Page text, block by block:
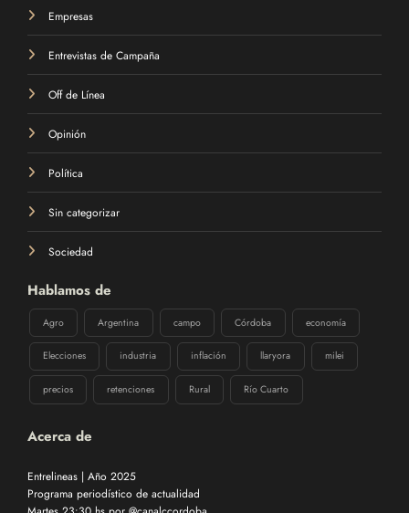
Empresas
Entrevistas de Campaña
Off de Línea
Opinión
Política
Sin categorizar
Sociedad
Hablamos de
Agro Argentina campo Córdoba economía
Elecciones industria inflación llaryora milei
precios retenciones Rural Río Cuarto
Acerca de
Entrelineas | Año 2025
Programa periodístico de actualidad